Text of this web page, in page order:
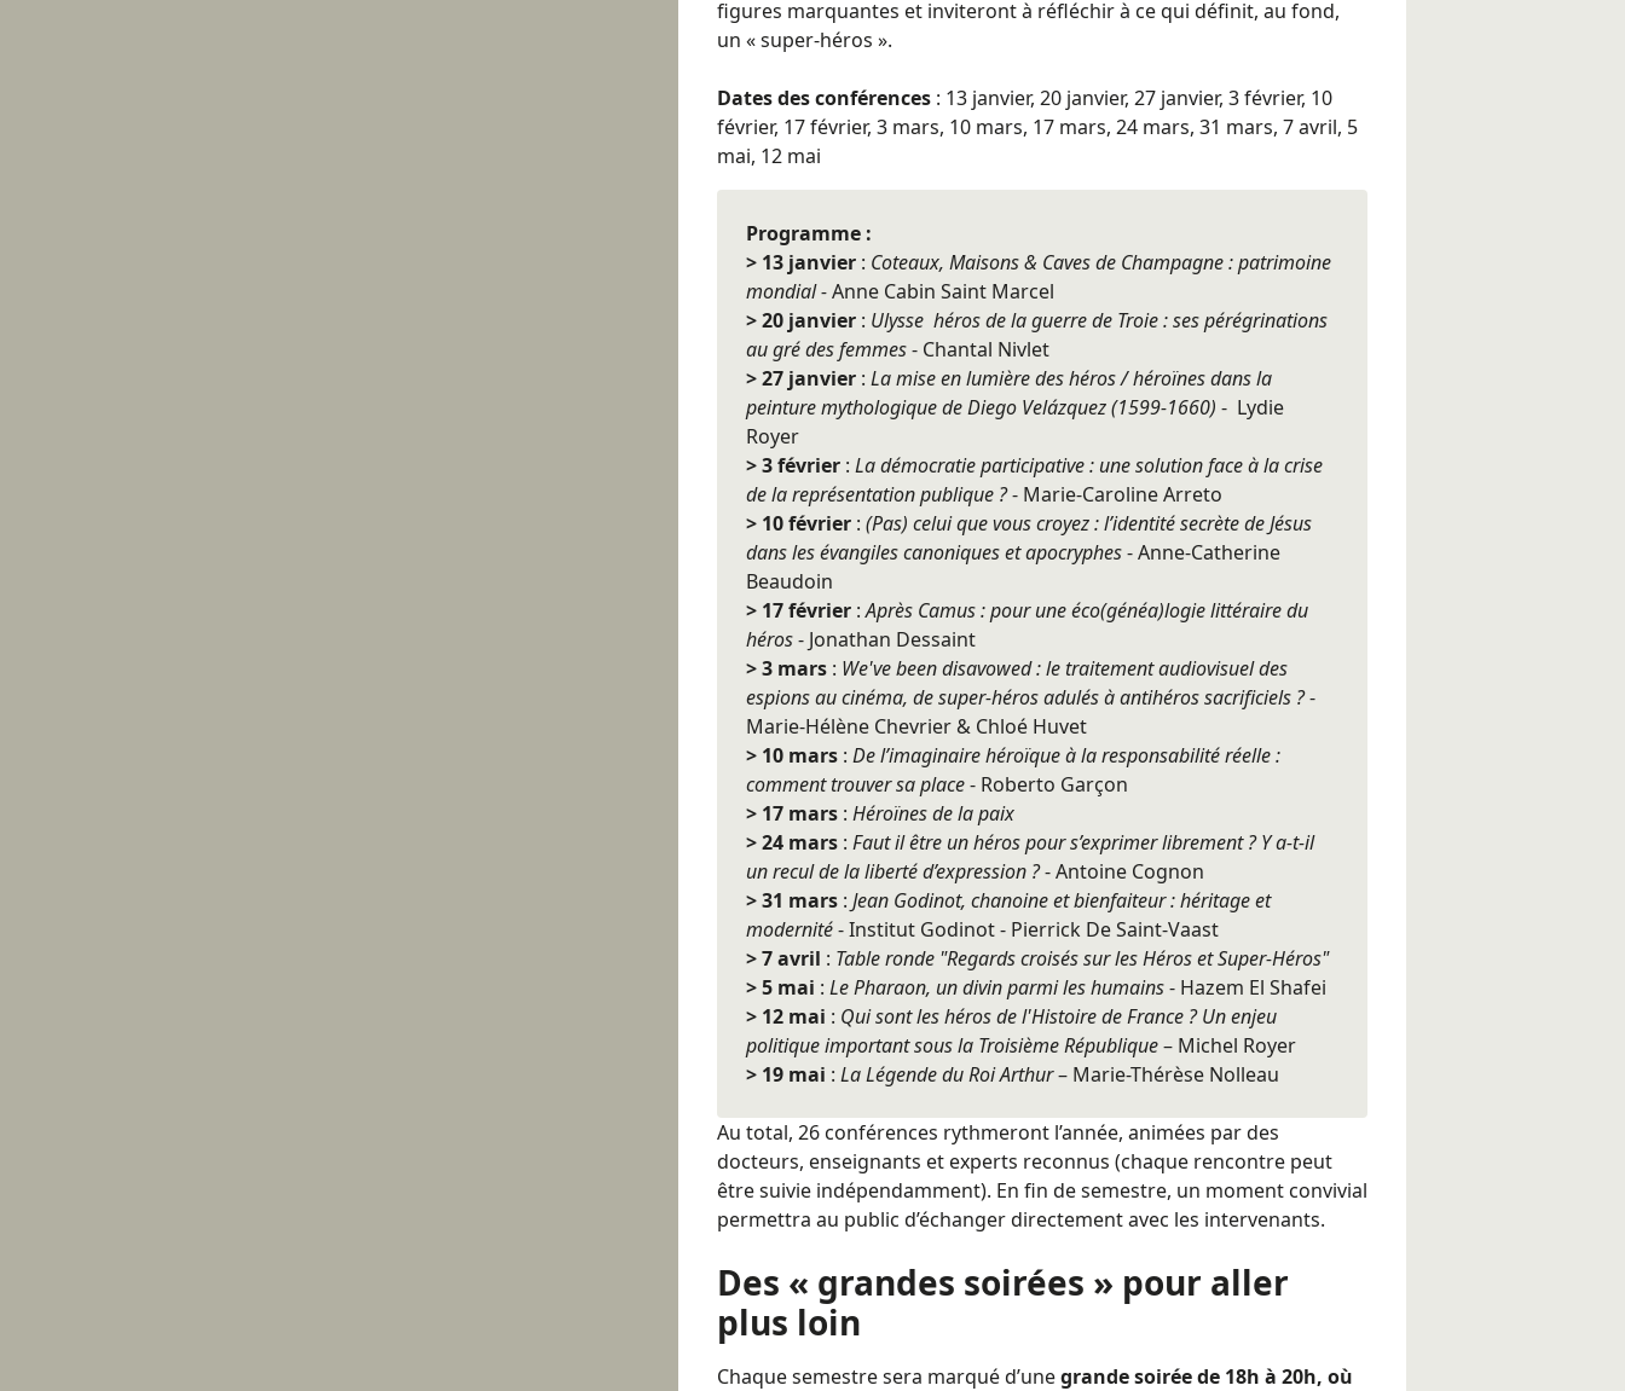
figures marquantes et inviteront à réfléchir à ce qui définit, au fond,
un « super-héros ».
Dates des conférences : 13 janvier, 20 janvier, 27 janvier, 3 février, 10
février, 17 février, 3 mars, 10 mars, 17 mars, 24 mars, 31 mars, 7 avril, 5
mai, 12 mai
Programme :
> 13 janvier : Coteaux, Maisons & Caves de Champagne : patrimoine
mondial -Anne Cabin Saint Marcel
> 20 janvier : Ulysse héros de la guerre de Troie : ses pérégrinations
au gré des femmes- Chantal Nivlet
> 27 janvier : La mise en lumière des héros / héroïnes dans la
peinture mythologique de Diego Velázquez (1599-1660) - Lydie
Royer
> 3 février : La démocratie participative : une solution face à la crise
de la représentation publique ?- Marie-Caroline Arreto
> 10 février : (Pas) celui que vous croyez : l’identité secrète de Jésus
dans les évangiles canoniques et apocryphes- Anne-Catherine
Beaudoin
> 17 février :Après Camus : pour une éco(généa)logie littéraire du
héros- Jonathan Dessaint
> 3 mars : We've been disavowed : le traitement audiovisuel des
espions au cinéma, de super-héros adulés à antihéros sacrificiels ?-
Marie-Hélène Chevrier & Chloé Huvet
> 10 mars : De l’imaginaire héroïque à la responsabilité réelle :
comment trouver sa place- Roberto Garçon
> 17 mars : Héroïnes de la paix
> 24 mars : Faut il être un héros pour s’exprimer librement ? Y a-t-il
un recul de la liberté d’expression ?- Antoine Cognon
> 31 mars : Jean Godinot, chanoine et bienfaiteur : héritage et
modernité- Institut Godinot - Pierrick De Saint-Vaast
> 7 avril : Table ronde "Regards croisés sur les Héros et Super-Héros"
> 5 mai : Le Pharaon, un divin parmi les humains- Hazem El Shafei
> 12 mai : Qui sont les héros de l'Histoire de France ? Un enjeu
politique important sous la Troisième République– Michel Royer
> 19 mai : La Légende du Roi Arthur– Marie-Thérèse Nolleau
Au total, 26 conférences rythmeront l’année, animées par des
docteurs, enseignants et experts reconnus (chaque rencontre peut
être suivie indépendamment). En fin de semestre, un moment convivial
permettra au public d’échanger directement avec les intervenants.
Des « grandes soirées » pour aller
plus loin
Chaque semestre sera marqué d’unegrande soirée de 18h à 20h, où